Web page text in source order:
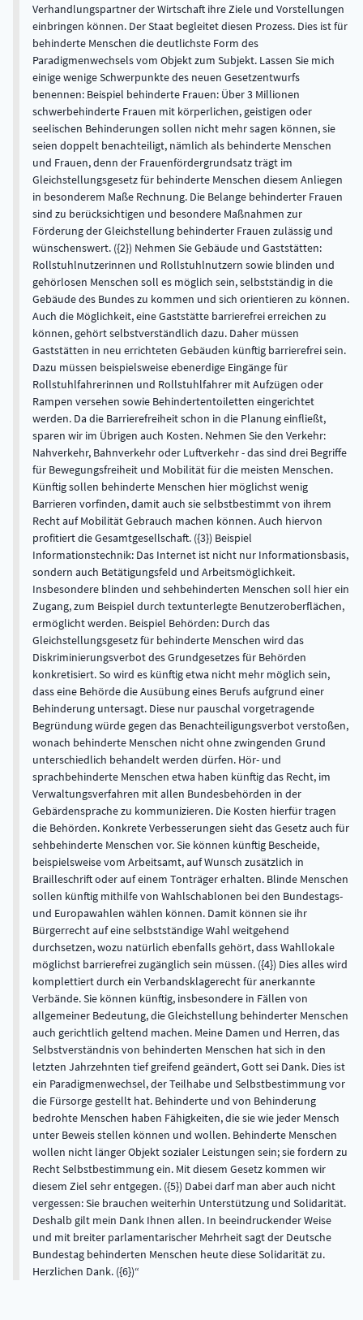
Verhandlungspartner der Wirtschaft ihre Ziele und Vorstellungen
einbringen können. Der Staat begleitet diesen Prozess. Dies ist für
behinderte Menschen die deutlichste Form des
Paradigmenwechsels vom Objekt zum Subjekt. Lassen Sie mich
einige wenige Schwerpunkte des neuen Gesetzentwurfs
benennen: Beispiel behinderte Frauen: Über 3 Millionen
schwerbehinderte Frauen mit körperlichen, geistigen oder
seelischen Behinderungen sollen nicht mehr sagen können, sie
seien doppelt benachteiligt, nämlich als behinderte Menschen
und Frauen, denn der Frauenfördergrundsatz trägt im
Gleichstellungsgesetz für behinderte Menschen diesem Anliegen
in besonderem Maße Rechnung. Die Belange behinderter Frauen
sind zu berücksichtigen und besondere Maßnahmen zur
Förderung der Gleichstellung behinderter Frauen zulässig und
wünschenswert. ({2}) Nehmen Sie Gebäude und Gaststätten:
Rollstuhlnutzerinnen und Rollstuhlnutzern sowie blinden und
gehörlosen Menschen soll es möglich sein, selbstständig in die
Gebäude des Bundes zu kommen und sich orientieren zu können.
Auch die Möglichkeit, eine Gaststätte barrierefrei erreichen zu
können, gehört selbstverständlich dazu. Daher müssen
Gaststätten in neu errichteten Gebäuden künftig barrierefrei sein.
Dazu müssen beispielsweise ebenerdige Eingänge für
Rollstuhlfahrerinnen und Rollstuhlfahrer mit Aufzügen oder
Rampen versehen sowie Behindertentoiletten eingerichtet
werden. Da die Barrierefreiheit schon in die Planung einfließt,
sparen wir im Übrigen auch Kosten. Nehmen Sie den Verkehr:
Nahverkehr, Bahnverkehr oder Luftverkehr - das sind drei Begriffe
für Bewegungsfreiheit und Mobilität für die meisten Menschen.
Künftig sollen behinderte Menschen hier möglichst wenig
Barrieren vorfinden, damit auch sie selbstbestimmt von ihrem
Recht auf Mobilität Gebrauch machen können. Auch hiervon
profitiert die Gesamtgesellschaft. ({3}) Beispiel
Informationstechnik: Das Internet ist nicht nur Informationsbasis,
sondern auch Betätigungsfeld und Arbeitsmöglichkeit.
Insbesondere blinden und sehbehinderten Menschen soll hier ein
Zugang, zum Beispiel durch textunterlegte Benutzeroberflächen,
ermöglicht werden. Beispiel Behörden: Durch das
Gleichstellungsgesetz für behinderte Menschen wird das
Diskriminierungsverbot des Grundgesetzes für Behörden
konkretisiert. So wird es künftig etwa nicht mehr möglich sein,
dass eine Behörde die Ausübung eines Berufs aufgrund einer
Behinderung untersagt. Diese nur pauschal vorgetragende
Begründung würde gegen das Benachteiligungsverbot verstoßen,
wonach behinderte Menschen nicht ohne zwingenden Grund
unterschiedlich behandelt werden dürfen. Hör- und
sprachbehinderte Menschen etwa haben künftig das Recht, im
Verwaltungsverfahren mit allen Bundesbehörden in der
Gebärdensprache zu kommunizieren. Die Kosten hierfür tragen
die Behörden. Konkrete Verbesserungen sieht das Gesetz auch für
sehbehinderte Menschen vor. Sie können künftig Bescheide,
beispielsweise vom Arbeitsamt, auf Wunsch zusätzlich in
Brailleschrift oder auf einem Tonträger erhalten. Blinde Menschen
sollen künftig mithilfe von Wahlschablonen bei den Bundestags-
und Europawahlen wählen können. Damit können sie ihr
Bürgerrecht auf eine selbstständige Wahl weitgehend
durchsetzen, wozu natürlich ebenfalls gehört, dass Wahllokale
möglichst barrierefrei zugänglich sein müssen. ({4}) Dies alles wird
komplettiert durch ein Verbandsklagerecht für anerkannte
Verbände. Sie können künftig, insbesondere in Fällen von
allgemeiner Bedeutung, die Gleichstellung behinderter Menschen
auch gerichtlich geltend machen. Meine Damen und Herren, das
Selbstverständnis von behinderten Menschen hat sich in den
letzten Jahrzehnten tief greifend geändert, Gott sei Dank. Dies ist
ein Paradigmenwechsel, der Teilhabe und Selbstbestimmung vor
die Fürsorge gestellt hat. Behinderte und von Behinderung
bedrohte Menschen haben Fähigkeiten, die sie wie jeder Mensch
unter Beweis stellen können und wollen. Behinderte Menschen
wollen nicht länger Objekt sozialer Leistungen sein; sie fordern zu
Recht Selbstbestimmung ein. Mit diesem Gesetz kommen wir
diesem Ziel sehr entgegen. ({5}) Dabei darf man aber auch nicht
vergessen: Sie brauchen weiterhin Unterstützung und Solidarität.
Deshalb gilt mein Dank Ihnen allen. In beeindruckender Weise
und mit breiter parlamentarischer Mehrheit sagt der Deutsche
Bundestag behinderten Menschen heute diese Solidarität zu.
Herzlichen Dank. ({6})